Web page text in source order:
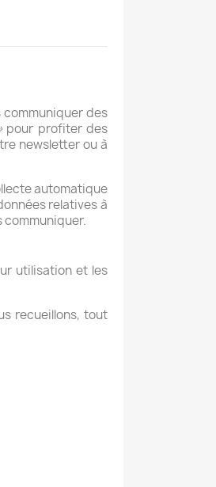
des
pour profiter des
newsletter ou à
automatique
relatives à
communiquer.
utilisation et les
recueillons, tout